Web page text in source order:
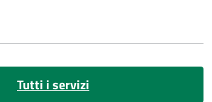
Tutti i servizi